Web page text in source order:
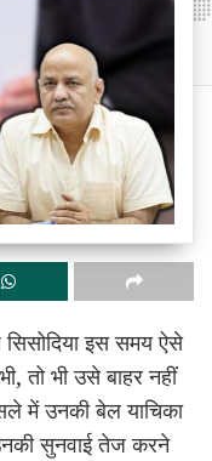
इस समय ऐसे
तो भी उसे बाहर नहीं
में उनकी बेल याचिका
सुनवाई तेज करने